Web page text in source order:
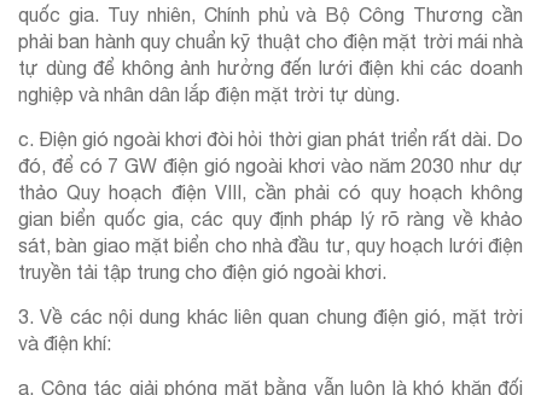
quốc gia. Tuy nhiên, Chính phủ và Bộ Công Thương cần
phải ban hành quy chuẩn kỹ thuật cho điện mặt trời mái nhà
tự dùng để không ảnh hưởng đến lưới điện khi các doanh
nghiệp và nhân dân lắp điện mặt trời tự dùng.
c. Điện gió ngoài khơi đòi hỏi thời gian phát triển rất dài. Do
đó, để có 7 GW điện gió ngoài khơi vào năm 2030 như dự
thảo Quy hoạch điện VIII, cần phải có quy hoạch không
gian biển quốc gia, các quy định pháp lý rõ ràng về khảo
sát, bàn giao mặt biển cho nhà đầu tư, quy hoạch lưới điện
truyền tải tập trung cho điện gió ngoài khơi.
3. Về các nội dung khác liên quan chung điện gió, mặt trời
và điện khí:
a. Công tác giải phóng mặt bằng vẫn luôn là khó khăn đối